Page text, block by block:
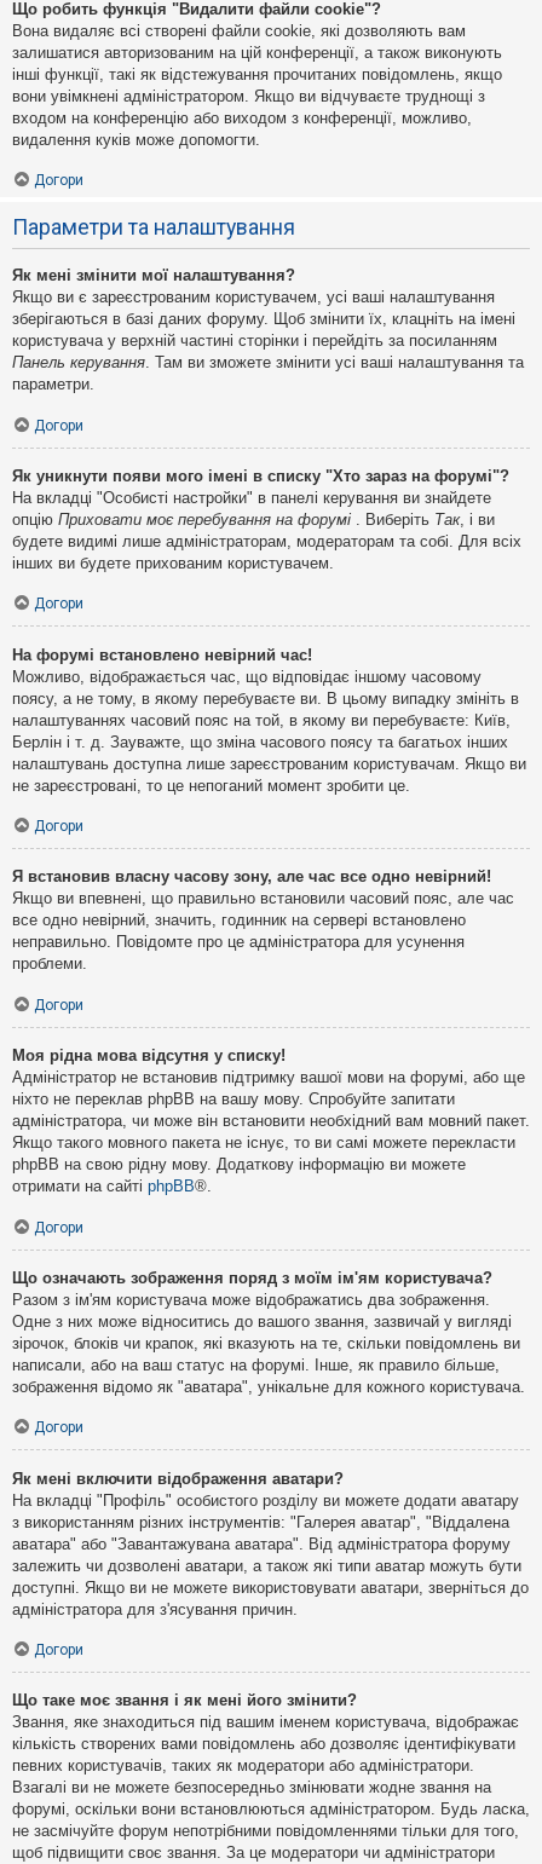
Що робить функція "Видалити файли cookie"?
Вона видаляє всі створені файли cookie, які дозволяють вам
залишатися авторизованим на цій конференції, а також виконують
інші функції, такі як відстежування прочитаних повідомлень, якщо
вони увімкнені адміністратором. Якщо ви відчуваєте труднощі з
входом на конференцію або виходом з конференції, можливо,
видалення куків може допомогти.
Догори
Параметри та налаштування
Як мені змінити мої налаштування?
Якщо ви є зареєстрованим користувачем, усі ваші налаштування
зберігаються в базі даних форуму. Щоб змінити їх, клацніть на імені
користувача у верхній частині сторінки і перейдіть за посиланням
Панель керування . Там ви зможете змінити усі ваші налаштування та
параметри.
Догори
Як уникнути появи мого імені в списку "Хто зараз на форумі"?
На вкладці "Особисті настройки" в панелі керування ви знайдете
опцію Приховати моє перебування на форумі . Виберіть Так, і ви
будете видимі лише адміністраторам, модераторам та собі. Для всіх
інших ви будете прихованим користувачем.
Догори
На форумі встановлено невірний час!
Можливо, відображається час, що відповідає іншому часовому
поясу, а не тому, в якому перебуваєте ви. В цьому випадку змініть в
налаштуваннях часовий пояс на той, в якому ви перебуваєте: Київ,
Берлін і т. д. Зауважте, що зміна часового поясу та багатьох інших
налаштувань доступна лише зареєстрованим користувачам. Якщо ви
не зареєстровані, то це непоганий момент зробити це.
Догори
Я встановив власну часову зону, але час все одно невірний!
Якщо ви впевнені, що правильно встановили часовий пояс, але час
все одно невірний, значить, годинник на сервері встановлено
неправильно. Повідомте про це адміністратора для усунення
проблеми.
Догори
Моя рідна мова відсутня у списку!
Адміністратор не встановив підтримку вашої мови на форумі, або ще
ніхто не переклав phpBB на вашу мову. Спробуйте запитати
адміністратора, чи може він встановити необхідний вам мовний пакет.
Якщо такого мовного пакета не існує, то ви самі можете перекласти
phpBB на свою рідну мову. Додаткову інформацію ви можете
отримати на сайті phpBB®.
Догори
Що означають зображення поряд з моїм ім'ям користувача?
Разом з ім'ям користувача може відображатись два зображення.
Одне з них може відноситись до вашого звання, зазвичай у вигляді
зірочок, блоків чи крапок, які вказують на те, скільки повідомлень ви
написали, або на ваш статус на форумі. Інше, як правило більше,
зображення відомо як "аватара", унікальне для кожного користувача.
Догори
Як мені включити відображення аватари?
На вкладці "Профіль" особистого розділу ви можете додати аватару
з використанням різних інструментів: "Галерея аватар", "Віддалена
аватара" або "Завантажувана аватара". Від адміністратора форуму
залежить чи дозволені аватари, а також які типи аватар можуть бути
доступні. Якщо ви не можете використовувати аватари, зверніться до
адміністратора для з'ясування причин.
Догори
Що таке моє звання і як мені його змінити?
Звання, яке знаходиться під вашим іменем користувача, відображає
кількість створених вами повідомлень або дозволяє ідентифікувати
певних користувачів, таких як модератори або адміністратори.
Взагалі ви не можете безпосередньо змінювати жодне звання на
форумі, оскільки вони встановлюються адміністратором. Будь ласка,
не засмічуйте форум непотрібними повідомленнями тільки для того,
щоб підвищити своє звання. За це модератори чи адміністратори